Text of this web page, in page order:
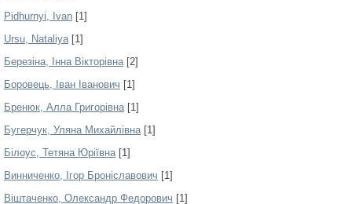
Pidhurnyi, Ivan [1]
Ursu, Nataliya[1]
Березіна, Інна Вікторівна[2]
Боровець, Іван Іванович [1]
Бренюк, Алла Григорівна[1]
Бугерчук, Уляна Михайлівна[1]
Білоус, Тетяна Юріївна[1]
Винниченко, Ігор Броніславович [1]
Віштаченко, Олександр Федорович [1]